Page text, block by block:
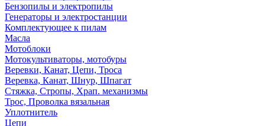
Бензопилы и электропилы
Генераторы и электростанции
Комплектующее к пилам
Масла
Мотоблоки
Мотокультиваторы, мотобуры
Веревки, Канат, Цепи, Троса
Веревка, Канат, Шнур, Шпагат
Стяжка, Стропы, Храп. механизмы
Трос, Проволка вязальная
Уплотнитель
Цепи